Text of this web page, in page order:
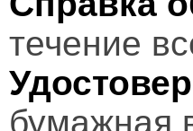
течение
бумажная